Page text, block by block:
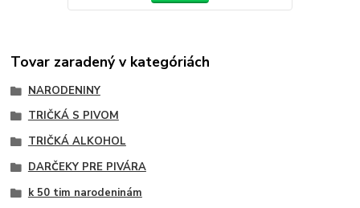
Tovar zaradený v kategóriách
NARODENINY
TRIČKÁ S PIVOM
TRIČKÁ ALKOHOL
DARČEKY PRE PIVÁRA
k 50 tim narodeninám